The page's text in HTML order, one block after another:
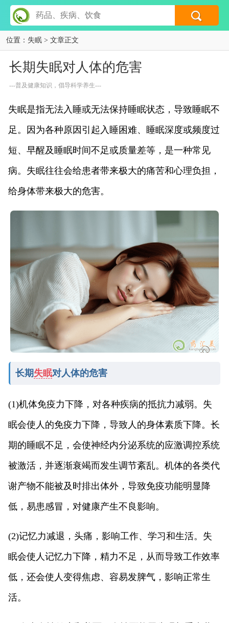
位置： 失眠 > 文章正文
长期失眠对人体的危害
---普及健康知识，倡导科学养生---
失眠是指无法入睡或无法保持睡眠状态，导致睡眠不
足。因为各种原因引起入睡困难、睡眠深度或频度过
短、早醒及睡眠时间不足或质量差等，是一种常见
病。失眠往往会给患者带来极大的痛苦和心理负担，
给身体带来极大的危害。
长期失眠对人体的危害
(1)机体免疫力下降，对各种疾病的抵抗力减弱。失
眠会使人的免疫力下降，导致人的身体素质下降。长
期的睡眠不足，会使神经内分泌系统的应激调控系统
被激活，并逐渐衰竭而发生调节紊乱。机体的各类代
谢产物不能被及时排出体外，导致免疫功能明显降
低，易患感冒，对健康产生不良影响。
(2)记忆力减退，头痛，影响工作、学习和生活。失
眠会使人记忆力下降，精力不足，从而导致工作效率
低，还会使人变得焦虑、容易发脾气，影响正常生
活。